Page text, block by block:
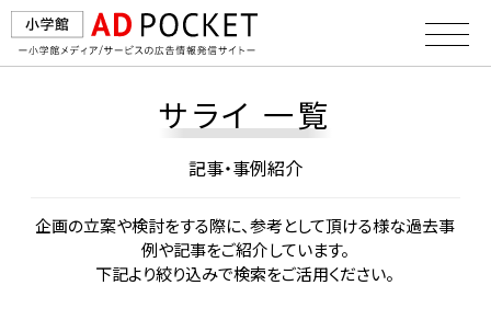
サライ 一覧
記事・事例紹介
企画の⽴案や検討をする際に、参考として頂ける様な過去事
例や記事をご紹介しています。
下記より絞り込みで検索をご活⽤ください。